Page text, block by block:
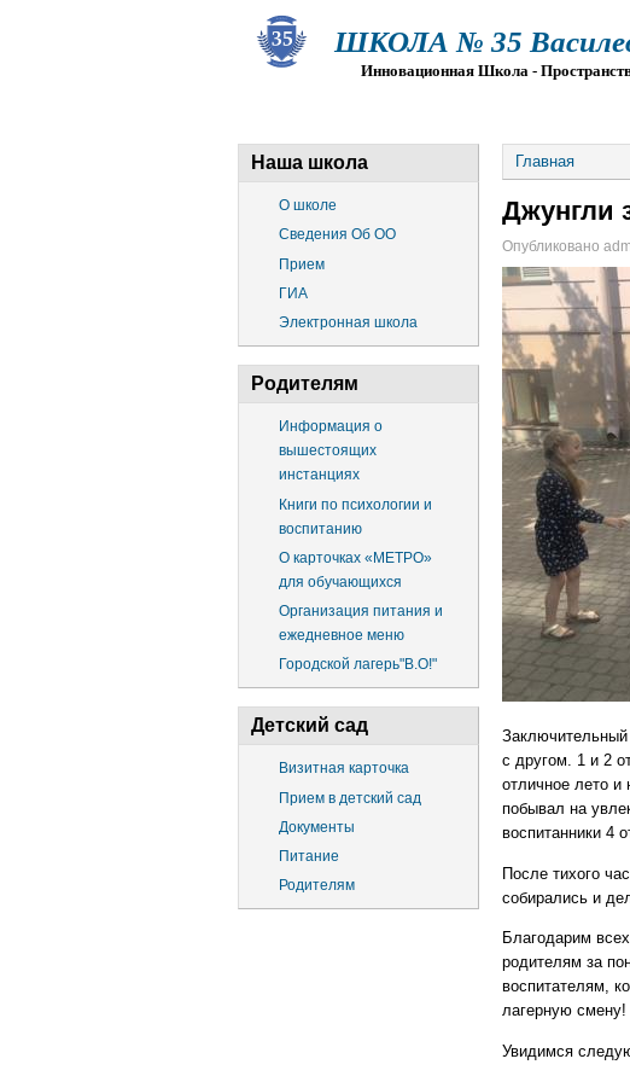
ШКОЛА № 35
Инновационная Школа -
Наша школа
О школе
Сведения Об ОО
Прием
ГИА
Электронная школа
Родителям
Информация о
вышестоящих
инстанциях
Книги по психологии и
воспитанию
О карточках «МЕТРО»
для обучающихся
Организация питания и
ежедневное меню
Городской лагерь"В.О!"
Детский сад
Визитная карточка
Прием в детский сад
Документы
Питание
Родителям
Главная
Джунгли
Опубликовано
с другом. 1 и 2
отличное лето
побывал на
воспитанники 4
После тихого
собирались и
Благодарим
родителям за
воспитателям,
лагерную смену!
Увидимся